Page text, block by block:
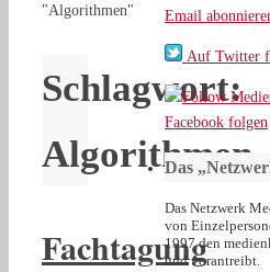
"Algorithmen"
Schlagwort:
Algorithmen
Fachtagung
Email
Auf Twitter
Facebook folgen
Das
Das Netzwerk
von
1997 den
und vorantreibt.